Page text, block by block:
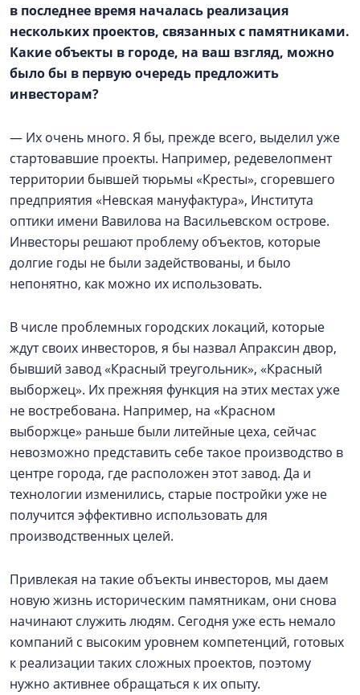
в последнее время началась реализация
нескольких проектов, связанных с памятниками.
Какие объекты в городе, на ваш взгляд, можно
было бы в первую очередь предложить
инвесторам?
— Их очень много. Я бы, прежде всего, выделил уже
стартовавшие проекты. Например, редевелопмент
территории бывшей тюрьмы «Кресты», сгоревшего
предприятия «Невская мануфактура», Института
оптики имени Вавилова на Васильевском острове.
Инвесторы решают проблему объектов, которые
долгие годы не были задействованы, и было
непонятно, как можно их использовать.
В числе проблемных городских локаций, которые
ждут своих инвесторов, я бы назвал Апраксин двор,
бывший завод «Красный треугольник», «Красный
выборжец». Их прежняя функция на этих местах уже
не востребована. Например, на «Красном
выборжце» раньше были литейные цеха, сейчас
невозможно представить себе такое производство в
центре города, где расположен этот завод. Да и
технологии изменились, старые постройки уже не
получится эффективно использовать для
производственных целей.
Привлекая на такие объекты инвесторов, мы даем
новую жизнь историческим памятникам, они снова
начинают служить людям. Сегодня уже есть немало
компаний с высоким уровнем компетенций, готовых
к реализации таких сложных проектов, поэтому
нужно активнее обращаться к их опыту.